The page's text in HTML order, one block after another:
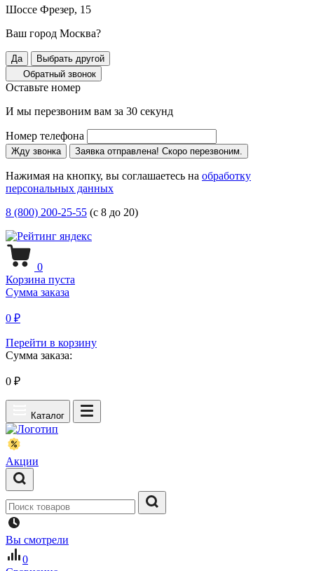
Шоссе Фрезер, 15
Ваш город Москва?
Да
Выбрать другой
Обратный звонок
Оставьте номер
И мы перезвоним вам за 30 секунд
Номер телефона
Жду звонка Заявка отправлена! Скоро перезвоним.
Нажимая на кнопку, вы соглашаетесь на обработку
персональных данных
8 (800) 200-25-55 (с 8 до 20)
0
Корзина пуста
Сумма заказа
0 ₽
Перейти в корзину
Сумма заказа:
0 ₽
Каталог
Акции
Вы смотрели
0